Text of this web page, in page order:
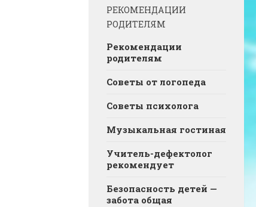
РЕКОМЕНДАЦИИ
РОДИТЕЛЯМ
Рекомендации
родителям
Советы от логопеда
Советы психолога
Музыкальная гостиная
Учитель-дефектолог
рекомендует
Безопасность детей —
забота общая